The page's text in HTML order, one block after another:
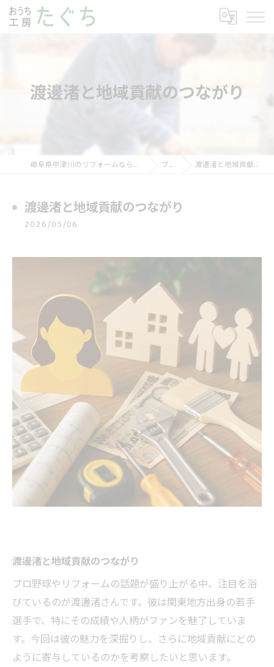
渡邊渚と地域貢献のつながり
岐阜県中津川のリフォームならおうち工房たぐち ブログ 渡邊渚と地域貢献のつながり
渡邊渚と地域貢献のつながり
2026/05/06
渡邊渚と地域貢献のつながり
プロ野球やリフォームの話題が盛り上がる中、注目を浴
びているのが渡邊渚さんです。彼は関東地方出身の若手
選手で、特にその成績や人柄がファンを魅了していま
す。今回は彼の魅力を深掘りし、さらに地域貢献にどの
ように寄与しているのかを考察したいと思います。